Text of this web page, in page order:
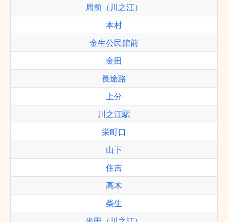
局前（川之江）
本村
金生公民館前
金田
長途路
上分
川之江駅
栄町口
山下
住吉
高木
柴生